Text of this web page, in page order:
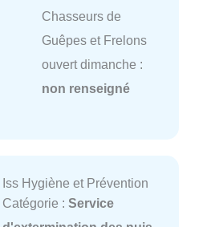
Chasseurs de
Guêpes et Frelons
ouvert dimanche :
non renseigné
Iss Hygiène et Prévention
Catégorie : Service